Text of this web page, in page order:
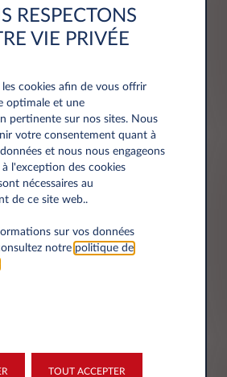
RESPECTONS
VIE PRIVÉE
cookies afin de vous offrir
optimale et une
pertinente sur nos sites. Nous
votre consentement quant à
données et nous nous engageons
à l'exception des cookies
nécessaires au
de ce site web..
sur vos données
notre politique de
TOUT ACCEPTER